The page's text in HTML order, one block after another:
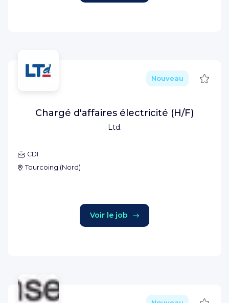
Ltd.
Nouveau
Chargé d'affaires électricité (H/F)
CDI
Tourcoing (Nord)
Voir le job